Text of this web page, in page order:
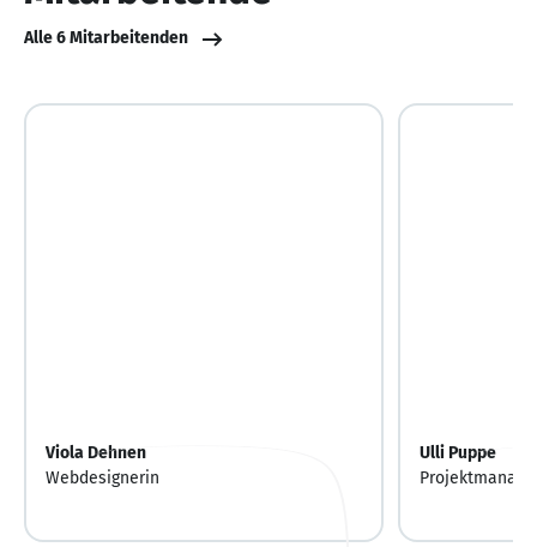
Alle 6 Mitarbeitenden
Viola Dehnen
Webdesignerin
Ulli Puppe